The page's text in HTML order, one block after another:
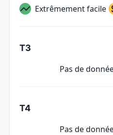
Extrêmement facile
T3
Pas de
T4
Pas de